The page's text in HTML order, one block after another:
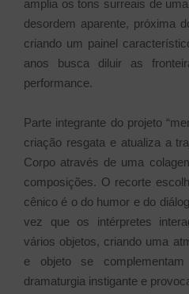
amplia os tons surreais de
desordem aparente, próxima
criando um painel
anos busca diluir as
performance.
Parte integrante do projeto
criação resgata e atualiza a
Corpo através de uma
composições. O recorte
cênico é o do humor e do
vez que os intérpretes
vários objetos, criando uma
e objeto se
dramaturgia instigante e